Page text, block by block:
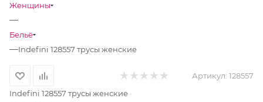
Женщины
—
Бельё
—Indefini 128557 трусы женские
Артикул: 128557
Indefini 128557 трусы женские